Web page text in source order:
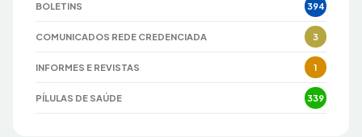
BOLETINS 394
COMUNICADOS REDE CREDENCIADA 3
INFORMES E REVISTAS 1
PÍLULAS DE SAÚDE 339